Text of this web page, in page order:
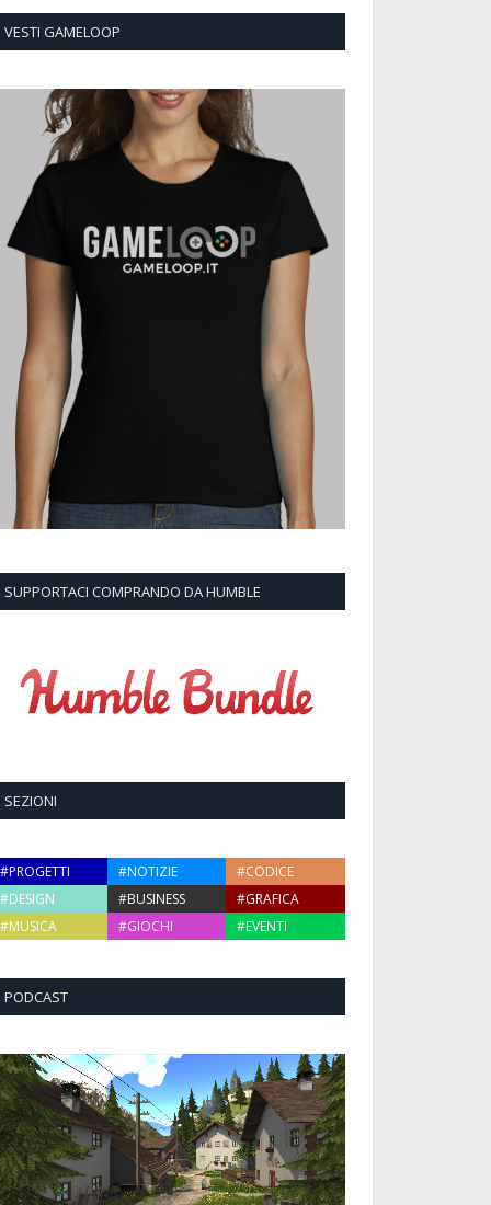
VESTI GAMELOOP
SUPPORTACI COMPRANDO DA HUMBLE
SEZIONI
#PROGETTI #NOTIZIE
#CODICE
#DESIGN
#BUSINESS
#GRAFICA
#MUSICA
#GIOCHI #EVENTI
PODCAST